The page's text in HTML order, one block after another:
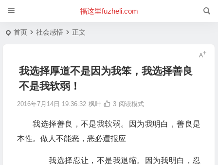
福这里fuzheli.com
首页 社会感悟 正文
我选择厚道不是因为我笨，我选择善良
不是我软弱！
2016年7月14日 19:36:32 枫叶 3 阅读模式
我选择善良，不是我软弱。因为我明白，善良是
本性。做人不能恶，恶必遭报应
我选择忍让，不是我退缩。因为我明白，忍